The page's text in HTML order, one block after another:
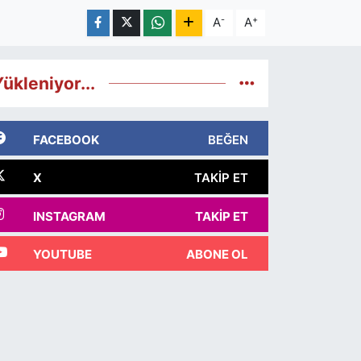
A- A+
FACEBOOK BEĞEN
X TAKIP ET
INSTAGRAM TAKIP ET
YOUTUBE ABONE OL